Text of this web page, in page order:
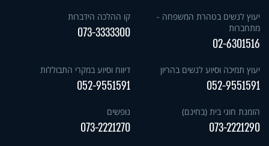
יעוץ לנשים בטהרת המשפחה -
מתחברות
02-6301516
קו ההלכה הידברות
073-3333300
יעוץ תמיכה וסיוע לנשים בהריון
052-9551591
דיווח וסיוע במקרי התבוללות
052-9551591
הזמנת חוגי בית (בחינם)
073-2221290
נופשים
073-2221270